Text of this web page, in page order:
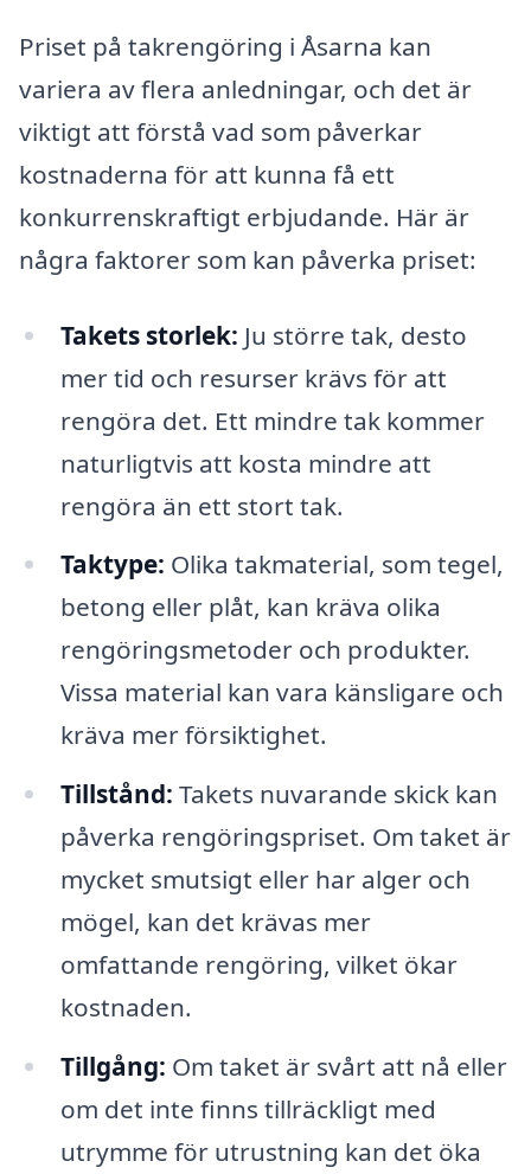
Priset på takrengöring i Åsarna kan
variera av flera anledningar, och det är
viktigt att förstå vad som påverkar
kostnaderna för att kunna få ett
konkurrenskraftigt erbjudande. Här är
några faktorer som kan påverka priset:
Takets storlek: Ju större tak, desto
mer tid och resurser krävs för att
rengöra det. Ett mindre tak kommer
naturligtvis att kosta mindre att
rengöra än ett stort tak.
Taktype: Olika takmaterial, som tegel,
betong eller plåt, kan kräva olika
rengöringsmetoder och produkter.
Vissa material kan vara känsligare och
kräva mer försiktighet.
Tillstånd: Takets nuvarande skick kan
påverka rengöringspriset. Om taket är
mycket smutsigt eller har alger och
mögel, kan det krävas mer
omfattande rengöring, vilket ökar
kostnaden.
Tillgång: Om taket är svårt att nå eller
om det inte finns tillräckligt med
utrymme för utrustning kan det öka